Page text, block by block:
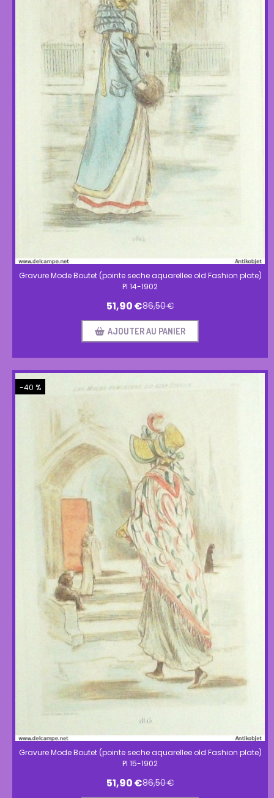
Gravure Mode Boutet (pointe seche aquarellee old Fashion plate)
Pl 14-1902
51,90€86,50€
AJOUTER AU PANIER
-40 %
Gravure Mode Boutet (pointe seche aquarellee old Fashion plate)
Pl 15-1902
51,90€86,50€